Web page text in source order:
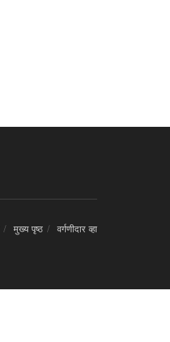
मुख्य पृष्ठ वर्गणीदार व्हा